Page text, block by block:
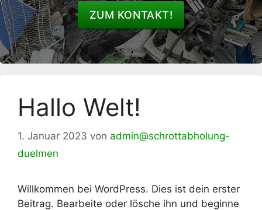
ZUM KONTAKT!
Hallo Welt!
1. Januar 2023 von admin@schrottabholung-
duelmen
Willkommen bei WordPress. Dies ist dein erster
Beitrag. Bearbeite oder lösche ihn und beginne